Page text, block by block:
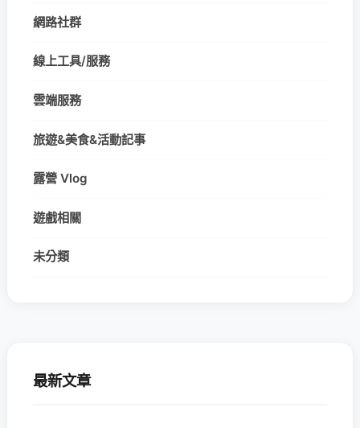
網路社群
線上工具/服務
雲端服務
旅遊&美食&活動記事
露營 Vlog
遊戲相關
未分類
最新文章